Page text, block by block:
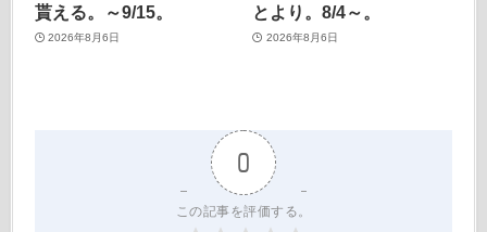
貰える。～9/15。
2026年8月6日
とより。8/4～。
2026年8月6日
0
この記事を評価する。